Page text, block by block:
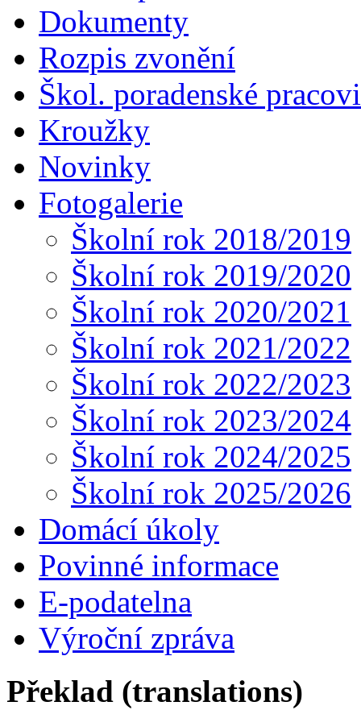
Dokumenty
Rozpis zvonění
Škol. poradenské
Kroužky
Novinky
Fotogalerie
Školní rok 2018/2019
Školní rok 2019/2020
Školní rok 2020/2021
Školní rok 2021/2022
Školní rok 2022/2023
Školní rok 2023/2024
Školní rok 2024/2025
Školní rok 2025/2026
Domácí úkoly
Povinné informace
E-podatelna
Výroční zpráva
Překlad (translations)